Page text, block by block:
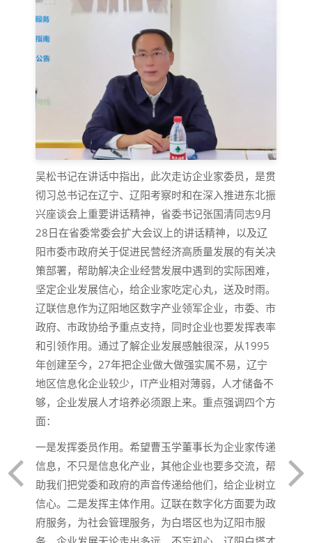
吴松书记在讲话中指出，此次走访企业家委员，是贯
彻习总书记在辽宁、辽阳考察时和在深入推进东北振
兴座谈会上重要讲话精神，省委书记张国清同志9月
28日在省委常委会扩大会议上的讲话精神，以及辽
阳市委市政府关于促进民营经济高质量发展的有关决
策部署，帮助解决企业经营发展中遇到的实际困难，
坚定企业发展信心，给企业家吃定心丸，送及时雨。
辽联信息作为辽阳地区数字产业领军企业，市委、市
政府、市政协给予重点支持，同时企业也要发挥表率
和引领作用。通过了解企业发展感触很深，从1995
年创建至今，27年把企业做大做强实属不易，辽宁
地区信息化企业较少，IT产业相对薄弱，人才储备不
够，企业发展人才培养必须跟上来。重点强调四个方
面：
一是发挥委员作用。希望曹玉学董事长为企业家传递
信息，不只是信息化产业，其他企业也要多交流，帮
助我们把党委和政府的声音传递给他们，给企业树立
信心。二是发挥主体作用。辽联在数字化方面要为政
府服务，为社会管理服务，为白塔区也为辽阳市服